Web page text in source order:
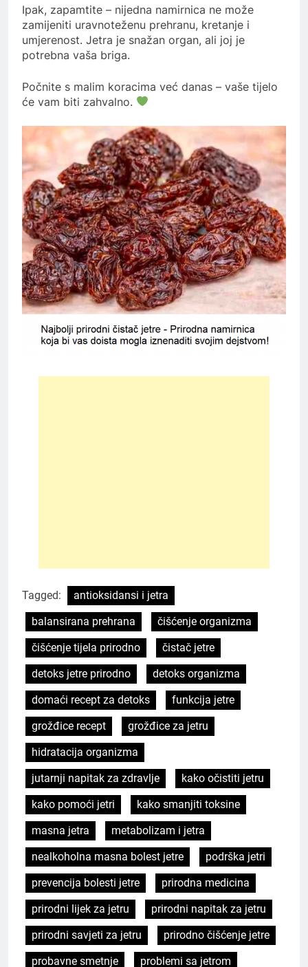
Ipak, zapamtite – nijedna namirnica ne može
zamijeniti uravnoteženu prehranu, kretanje i
umjerenost. Jetra je snažan organ, ali joj je
potrebna vaša briga.
Počnite s malim koracima već danas – vaše tijelo
će vam biti zahvalno.
Tagged:
antioksidansi i jetra
balansirana prehrana
čišćenje organizma
čišćenje tijela prirodno
čistač jetre
detoks jetre prirodno
detoks organizma
domaći recept za detoks
funkcija jetre
grožđice recept
grožđice za jetru
hidratacija organizma
jutarnji napitak za zdravlje
kako očistiti jetru
kako pomoći jetri
kako smanjiti toksine
masna jetra
metabolizam i jetra
nealkoholna masna bolest jetre
podrška jetri
prevencija bolesti jetre
prirodna medicina
prirodni lijek za jetru
prirodni napitak za jetru
prirodni savjeti za jetru
prirodno čišćenje jetre
probavne smetnje
problemi sa jetrom